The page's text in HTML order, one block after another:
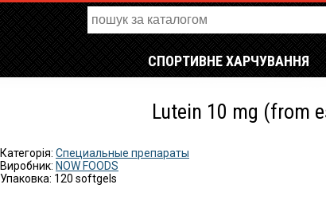
СПОРТИВНЕ ХАРЧУВАННЯ
Lutein 10 mg (from
Категорія: Специальные препараты
Виробник: NOW FOODS
Упаковка: 120 softgels